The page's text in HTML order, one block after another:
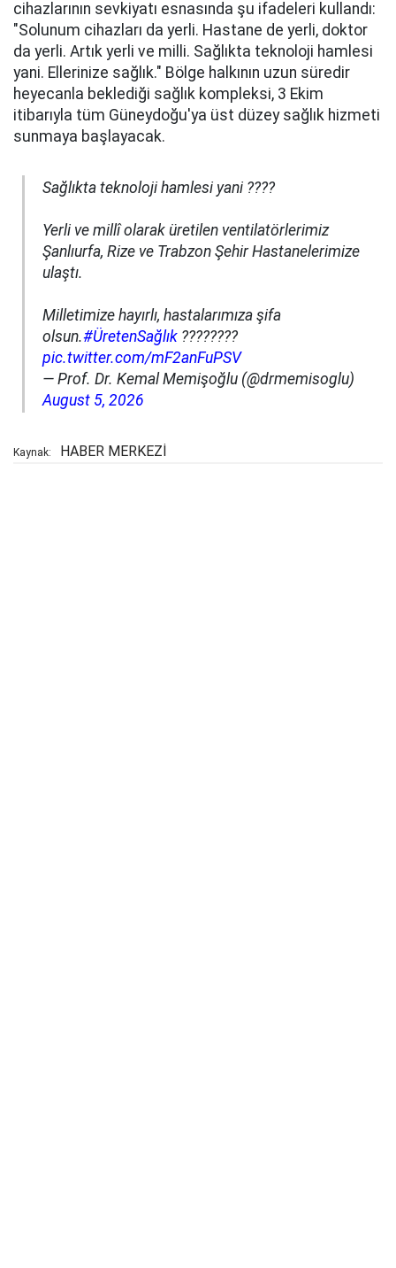
cihazlarının sevkiyatı esnasında şu ifadeleri kullandı:
"Solunum cihazları da yerli. Hastane de yerli, doktor
da yerli. Artık yerli ve milli. Sağlıkta teknoloji hamlesi
yani. Ellerinize sağlık." Bölge halkının uzun süredir
heyecanla beklediği sağlık kompleksi, 3 Ekim
itibarıyla tüm Güneydoğu'ya üst düzey sağlık hizmeti
sunmaya başlayacak.
Sağlıkta teknoloji hamlesi yani ????
Yerli ve millî olarak üretilen ventilatörlerimiz
Şanlıurfa, Rize ve Trabzon Şehir Hastanelerimize
ulaştı.
Milletimize hayırlı, hastalarımıza şifa
olsun.#ÜretenSağlık ????????
pic.twitter.com/mF2anFuPSV
— Prof. Dr. Kemal Memişoğlu (@drmemisoglu)
August 5, 2026
Kaynak: HABER MERKEZİ